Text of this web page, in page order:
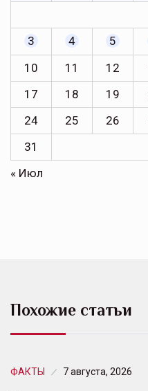
3
4 5
10
11 12
17
18 19
24
25 26
31
« Июл
Похожие статьи
ФАКТЫ 7 августа, 2026